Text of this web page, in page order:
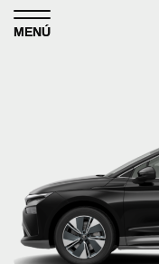
Skip to content
MENÚ